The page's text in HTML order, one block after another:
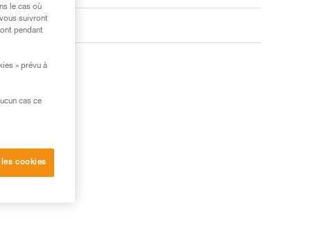
le cas où
suivront
pendant
» prévu à
cas ce
cookies